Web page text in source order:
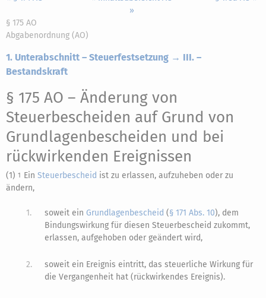
»
§ 175 AO
Abgabenordnung (AO)
1. Unterabschnitt – Steuerfestsetzung → III. –
Bestandskraft
§ 175 AO – Änderung von
Steuerbescheiden auf Grund von
Grundlagenbescheiden und bei
rückwirkenden Ereignissen
(1) 1 Ein Steuerbescheid ist zu erlassen, aufzuheben oder zu
ändern,
1. soweit einGrundlagenbescheid (§ 171 Abs. 10), dem
Bindungswirkung für diesen Steuerbescheid zukommt,
erlassen, aufgehoben oder geändert wird,
2.
soweit ein Ereignis eintritt, das steuerliche Wirkung für
die Vergangenheit hat (rückwirkendes Ereignis).